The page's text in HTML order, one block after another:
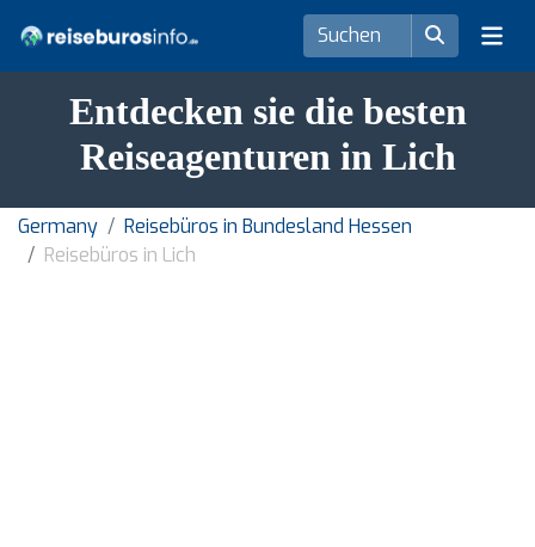
Entdecken sie die besten
Reiseagenturen in Lich
Germany
Reisebüros in Bundesland Hessen
Reisebüros in Lich